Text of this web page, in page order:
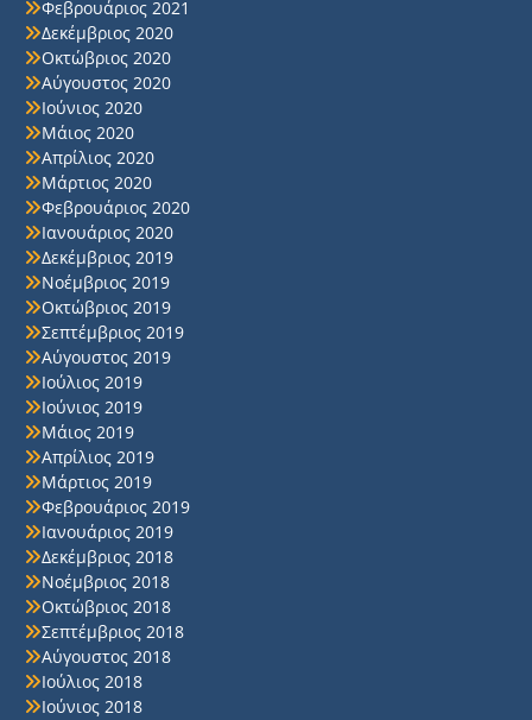
Φεβρουάριος 2021
Δεκέμβριος 2020
Οκτώβριος 2020
Αύγουστος 2020
Ιούνιος 2020
Μάιος 2020
Απρίλιος 2020
Μάρτιος 2020
Φεβρουάριος 2020
Ιανουάριος 2020
Δεκέμβριος 2019
Νοέμβριος 2019
Οκτώβριος 2019
Σεπτέμβριος 2019
Αύγουστος 2019
Ιούλιος 2019
Ιούνιος 2019
Μάιος 2019
Απρίλιος 2019
Μάρτιος 2019
Φεβρουάριος 2019
Ιανουάριος 2019
Δεκέμβριος 2018
Νοέμβριος 2018
Οκτώβριος 2018
Σεπτέμβριος 2018
Αύγουστος 2018
Ιούλιος 2018
Ιούνιος 2018